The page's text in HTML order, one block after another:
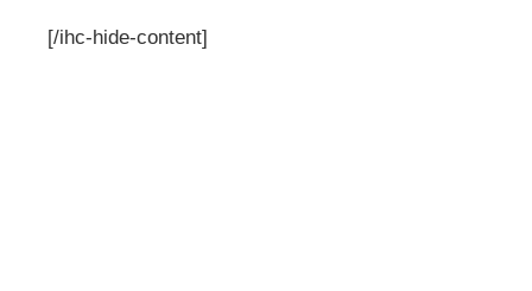
[/ihc-hide-content]